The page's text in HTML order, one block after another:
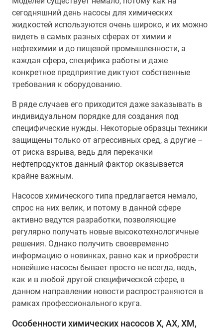
сегодняшний день насосы для химических
жидкостей используются очень широко, и их можно
видеть в самых разных сферах от химии и
нефтехимии и до пищевой промышленности, а
каждая сфера, специфика работы и даже
конкретное предприятие диктуют собственные
требования к оборудованию.
В ряде случаев его приходится даже заказывать в
индивидуальном порядке для создания под
специфические нужды. Некоторые образцы техники
защищены только от агрессивных сред, а другие –
от риска взрыва, ведь для перекачки
нефтепродуктов данный фактор оказывается
крайне важным.
Насосов химического типа предлагается немало,
спрос на них велик, и потому в данной сфере
активно ведутся разработки, позволяющие
регулярно получать новые высокотехнологичные
решения. Однако получить своевременно
информацию о новинках, равно как и приобрести
новейшие насосы бывает просто не всегда, ведь,
как и в любой другой специфической сфере, в
данном направлении новости распространяются в
рамках профессионального круга.
Особенности химических насосов Х, АХ, ХМ,